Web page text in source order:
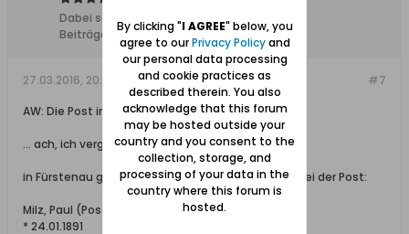
Dabei seit:
Beiträge:
6105
#7
27.03.2016, 20:25
AW: Die Post in Fischerbabke
... ach, ich vergaß:
in Fürstenau gab es im Jahr 1939 auch einen Milz bei der Post:
Milz, Paul (Postschaffner)
* 24.01.1891
By clicking "I AGREE" below, you
agree to ourPrivacy Policyand
our personal data processing
and cookie practices as
described therein. You also
acknowledge that this forum
may be hosted outside your
country and you consent to the
collection, storage, and
processing of your data in the
country where this forum is
hosted.